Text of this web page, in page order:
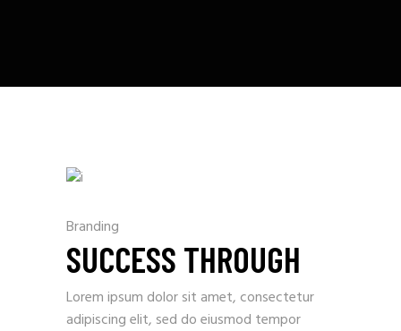
Branding
SUCCESS THROUGH
Lorem ipsum dolor sit amet, consectetur
adipiscing elit, sed do eiusmod tempor